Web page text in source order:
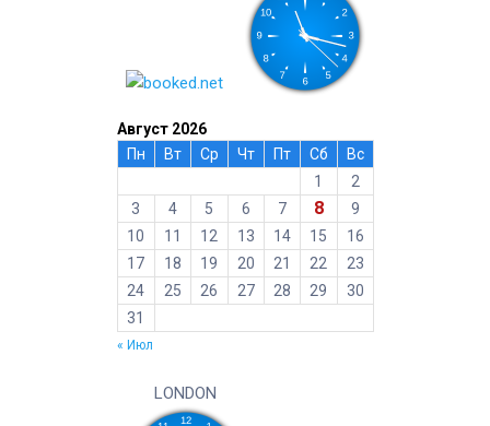
Август 2026
Пн
Вт Ср Чт Пт Сб
Вс
1
2
3
4 5 6 7 8
9
10
11 12 13 14 15
16
17
18 19 20 21 22
23
24
25 26 27 28 29
30
31
« Июл
LONDON